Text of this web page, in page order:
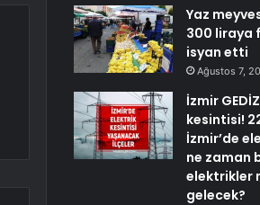
Yaz
300 liraya
isyan etti
Ağustos 7,
İzmir
kesintisi!
İzmir’de
ne zaman
elektrikler
gelecek?